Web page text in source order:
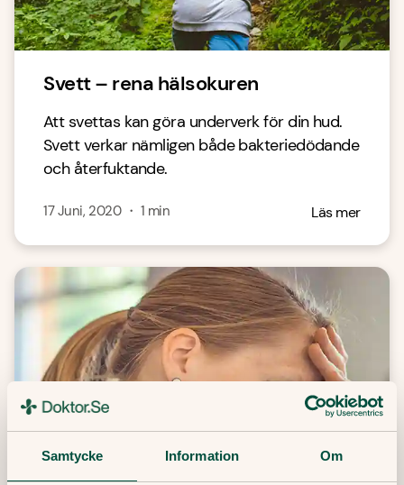
Samtycke Information Om
Svett – rena hälsokuren
Att svettas kan göra underverk för din hud.
Svett verkar nämligen både bakteriedödande
och återfuktande.
17 Juni, 2020・ 1 min Läs mer